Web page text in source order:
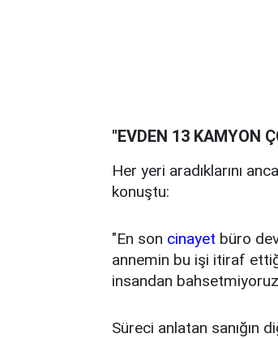
"EVDEN 13 KAMYON
Her yeri aradıklarını
konuştu:
"En son cinayet büro
annemin bu işi itiraf
insandan
Süreci anlatan sanığın